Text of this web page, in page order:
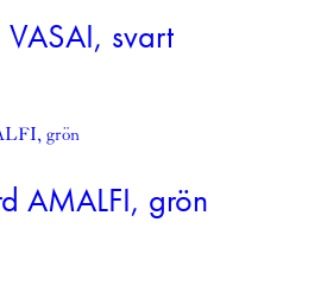
svart
AMALFI, grön